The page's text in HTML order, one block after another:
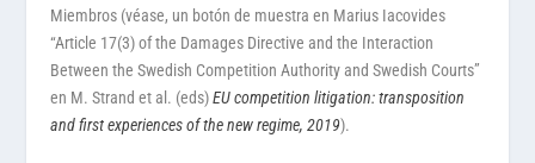
Miembros (véase, un botón de muestra en Marius Iacovides
“Article 17(3) of the Damages Directive and the Interaction
Between the Swedish Competition Authority and Swedish Courts”
en M. Strand et al. (eds)EU competition litigation: transposition
and first experiences of the new regime, 2019).